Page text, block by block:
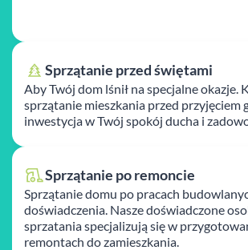
Sprzątanie przed świętami
Aby Twój dom lśnił na specjalne okazje.
sprzątanie mieszkania przed przyjęciem
inwestycja w Twój spokój ducha i
Sprzątanie po remoncie
Sprzątanie domu po pracach
doświadczenia. Nasze doświadczone
sprzatania specjalizują się w
remontach do zamieszkania.